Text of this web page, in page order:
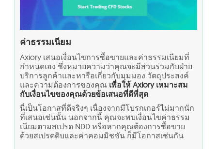
ค่าธรรมเนียม
Axiory เสนอเงื่อนไขการซื้อขายและค่าธรรมเนียมที่
กำหนดเอง ซึ่งหมายความว่าคุณจะมีส่วนร่วมกับฝ่าย
บริการลูกค้าและหารือเกี่ยวกับมุมมอง วัตถุประสงค์
และความต้องการของคุณ เพื่อให้ Axiory เหมาะสม
กับเงื่อนไขของคุณด้วยข้อเสนอที่ดีที่สุด
นี่เป็นโอกาสที่ดีจริงๆ เนื่องจากมีโบรกเกอร์ไม่มากนัก
ที่เสนอเช่นนั้น นอกจากนี้ คุณจะพบเงื่อนไขค่าธรรม
เนียมตามสเปรด NDD หรือหากคุณต้องการซื้อขาย
ด้วยสเปรดดิบและค่าคอมมิชชัน ก็มีโอกาสเช่นกัน